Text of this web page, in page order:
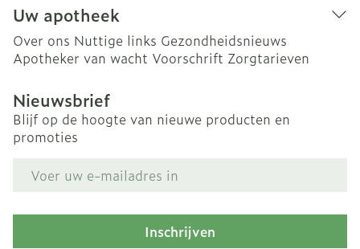
Uw apotheek
Over ons Nuttige links Gezondheidsnieuws
Apotheker van wacht Voorschrift Zorgtarieven
Nieuwsbrief
Blijf op de hoogte van nieuwe producten en
promoties
Inschrijven